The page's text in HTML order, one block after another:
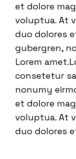
et dolore
voluptua. At
duo dolores
gubergren,
Lorem
consetetur
nonumy
et dolore
voluptua. At
duo dolores